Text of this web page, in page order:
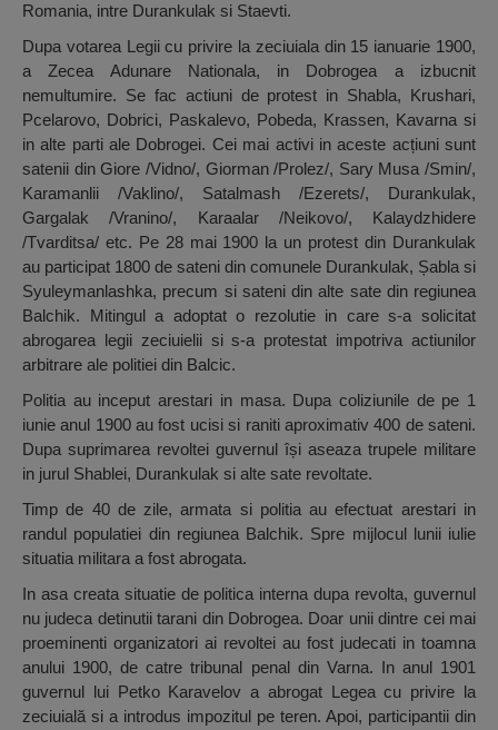
Romania, intre Durankulak si Staevti.
Dupa votarea Legii cu privire la zeciuiala din 15 ianuarie 1900,
a Zecea Adunare Nationala, in Dobrogea a izbucnit
nemultumire. Se fac actiuni de protest in Shabla, Krushari,
Pcelarovo, Dobrici, Paskalevo, Pobeda, Krassen, Kavarna si
in alte parti ale Dobrogei. Cei mai activi in aceste acțiuni sunt
satenii din Giore /Vidno/, Giorman /Prolez/, Sary Musa /Smin/,
Karamanlii /Vaklino/, Satalmash /Ezerets/, Durankulak,
Gargalak /Vranino/, Karaalar /Neikovo/, Kalaydzhidere
/Tvarditsa/ etc. Pe 28 mai 1900 la un protest din Durankulak
au participat 1800 de sateni din comunele Durankulak, Șabla si
Syuleymanlashka, precum si sateni din alte sate din regiunea
Balchik. Mitingul a adoptat o rezolutie in care s-a solicitat
abrogarea legii zeciuielii si s-a protestat impotriva actiunilor
arbitrare ale politiei din Balcic.
Politia au inceput arestari in masa. Dupa coliziunile de pe 1
iunie anul 1900 au fost ucisi si raniti aproximativ 400 de sateni.
Dupa suprimarea revoltei guvernul își aseaza trupele militare
in jurul Shablei, Durankulak si alte sate revoltate.
Timp de 40 de zile, armata si politia au efectuat arestari in
randul populatiei din regiunea Balchik. Spre mijlocul lunii iulie
situatia militara a fost abrogata.
In asa creata situatie de politica interna dupa revolta, guvernul
nu judeca detinutii tarani din Dobrogea. Doar unii dintre cei mai
proeminenti organizatori ai revoltei au fost judecati in toamna
anului 1900, de catre tribunal penal din Varna. In anul 1901
guvernul lui Petko Karavelov a abrogat Legea cu privire la
zeciuială si a introdus impozitul pe teren. Apoi, participantii din